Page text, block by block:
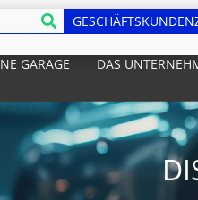
GARAGE DAS